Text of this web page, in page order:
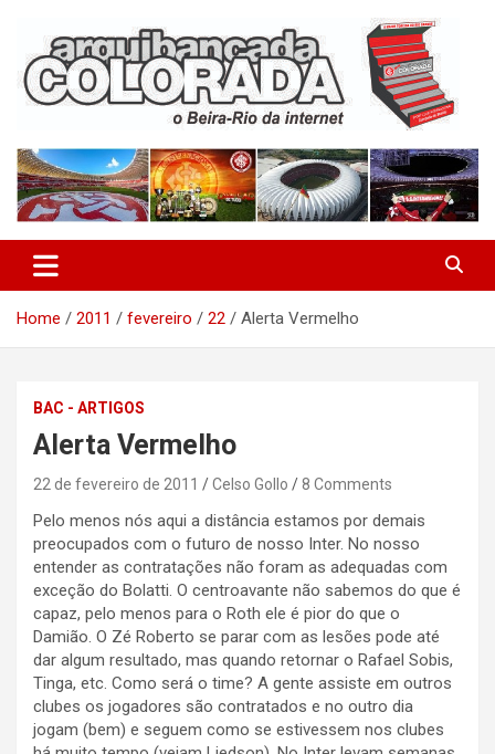
content
Arquibancada Colorada
Home 2011 fevereiro 22 Alerta Vermelho
BAC - ARTIGOS
Alerta Vermelho
22 de fevereiro de 2011 Celso Gollo 8 Comments
Pelo menos nós aqui a distância estamos por demais
preocupados com o futuro de nosso Inter. No nosso
entender as contratações não foram as adequadas com
exceção do Bolatti. O centroavante não sabemos do que é
capaz, pelo menos para o Roth ele é pior do que o
Damião. O Zé Roberto se parar com as lesões pode até
dar algum resultado, mas quando retornar o Rafael Sobis,
Tinga, etc. Como será o time? A gente assiste em outros
clubes os jogadores são contratados e no outro dia
jogam (bem) e seguem como se estivessem nos clubes